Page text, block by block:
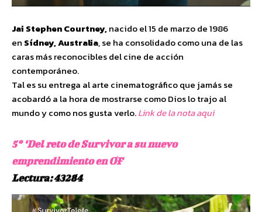
Jai Stephen Courtney,nacido el 15 de marzo de 1986
en Sídney, Australia, se ha consolidado como una de las
caras más reconocibles del cine de acción
contemporáneo.
Tal es su entrega al arte cinematográfico que jamás se
acobardó a la hora de mostrarse como Dios lo trajo al
mundo y como nos gusta verlo.Link de la nota aqui
5º ‘Del reto de Survivor a su nuevo
emprendimiento en OF
Lectura: 43284